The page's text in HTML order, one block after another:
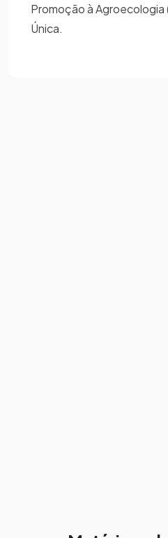
Promoção à Agroecologia
Única.